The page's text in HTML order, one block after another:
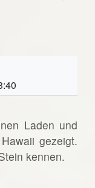
Laden und
gezeigt.
kennen.